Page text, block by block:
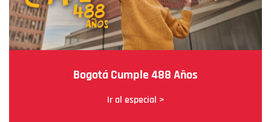
Bogotá Cumple 488 Años
Ir al especial >